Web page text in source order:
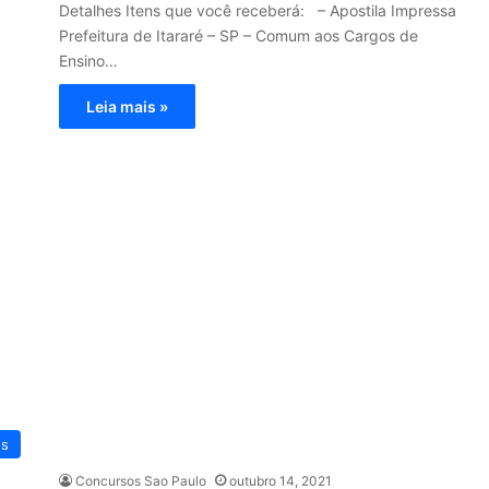
Detalhes Itens que você receberá: – Apostila Impressa
Prefeitura de Itararé – SP – Comum aos Cargos de
Ensino…
Leia mais »
Concursos Sao Paulo outubro 14, 2021